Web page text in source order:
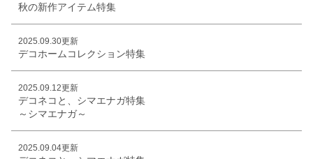
秋の新作アイテム特集
2025.09.30更新
デコホームコレクション特集
2025.09.12更新
デコネコと、シマエナガ特集
～シマエナガ～
2025.09.04更新